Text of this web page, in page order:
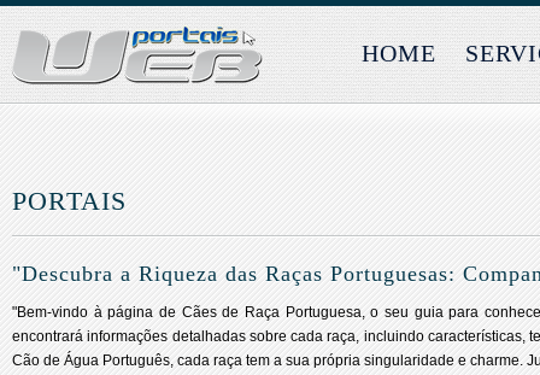
HOME
PORTAIS
"Descubra a Riqueza das Raças Portuguesas:
"Bem-vindo à página de Cães de Raça Portuguesa, o seu guia para
encontrará informações detalhadas sobre cada raça, incluindo
Cão de Água Português, cada raça tem a sua própria singularidade e charme.